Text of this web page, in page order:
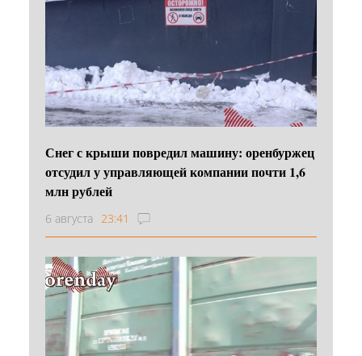
Снег с крыши повредил машину: оренбуржец
отсудил у управляющей компании почти 1,6
млн рублей
6 августа 23:41